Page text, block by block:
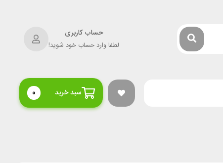
حساب کاربری
لطفا وارد حساب خود شوید!
سبد خرید 0